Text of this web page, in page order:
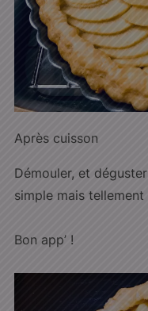
Après cuisson
Démouler, et
simple mais tellement
Bon app’ !